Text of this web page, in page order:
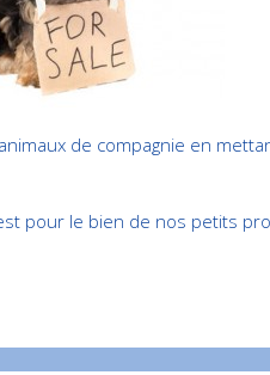
de compagnie en
pour le bien de nos petits